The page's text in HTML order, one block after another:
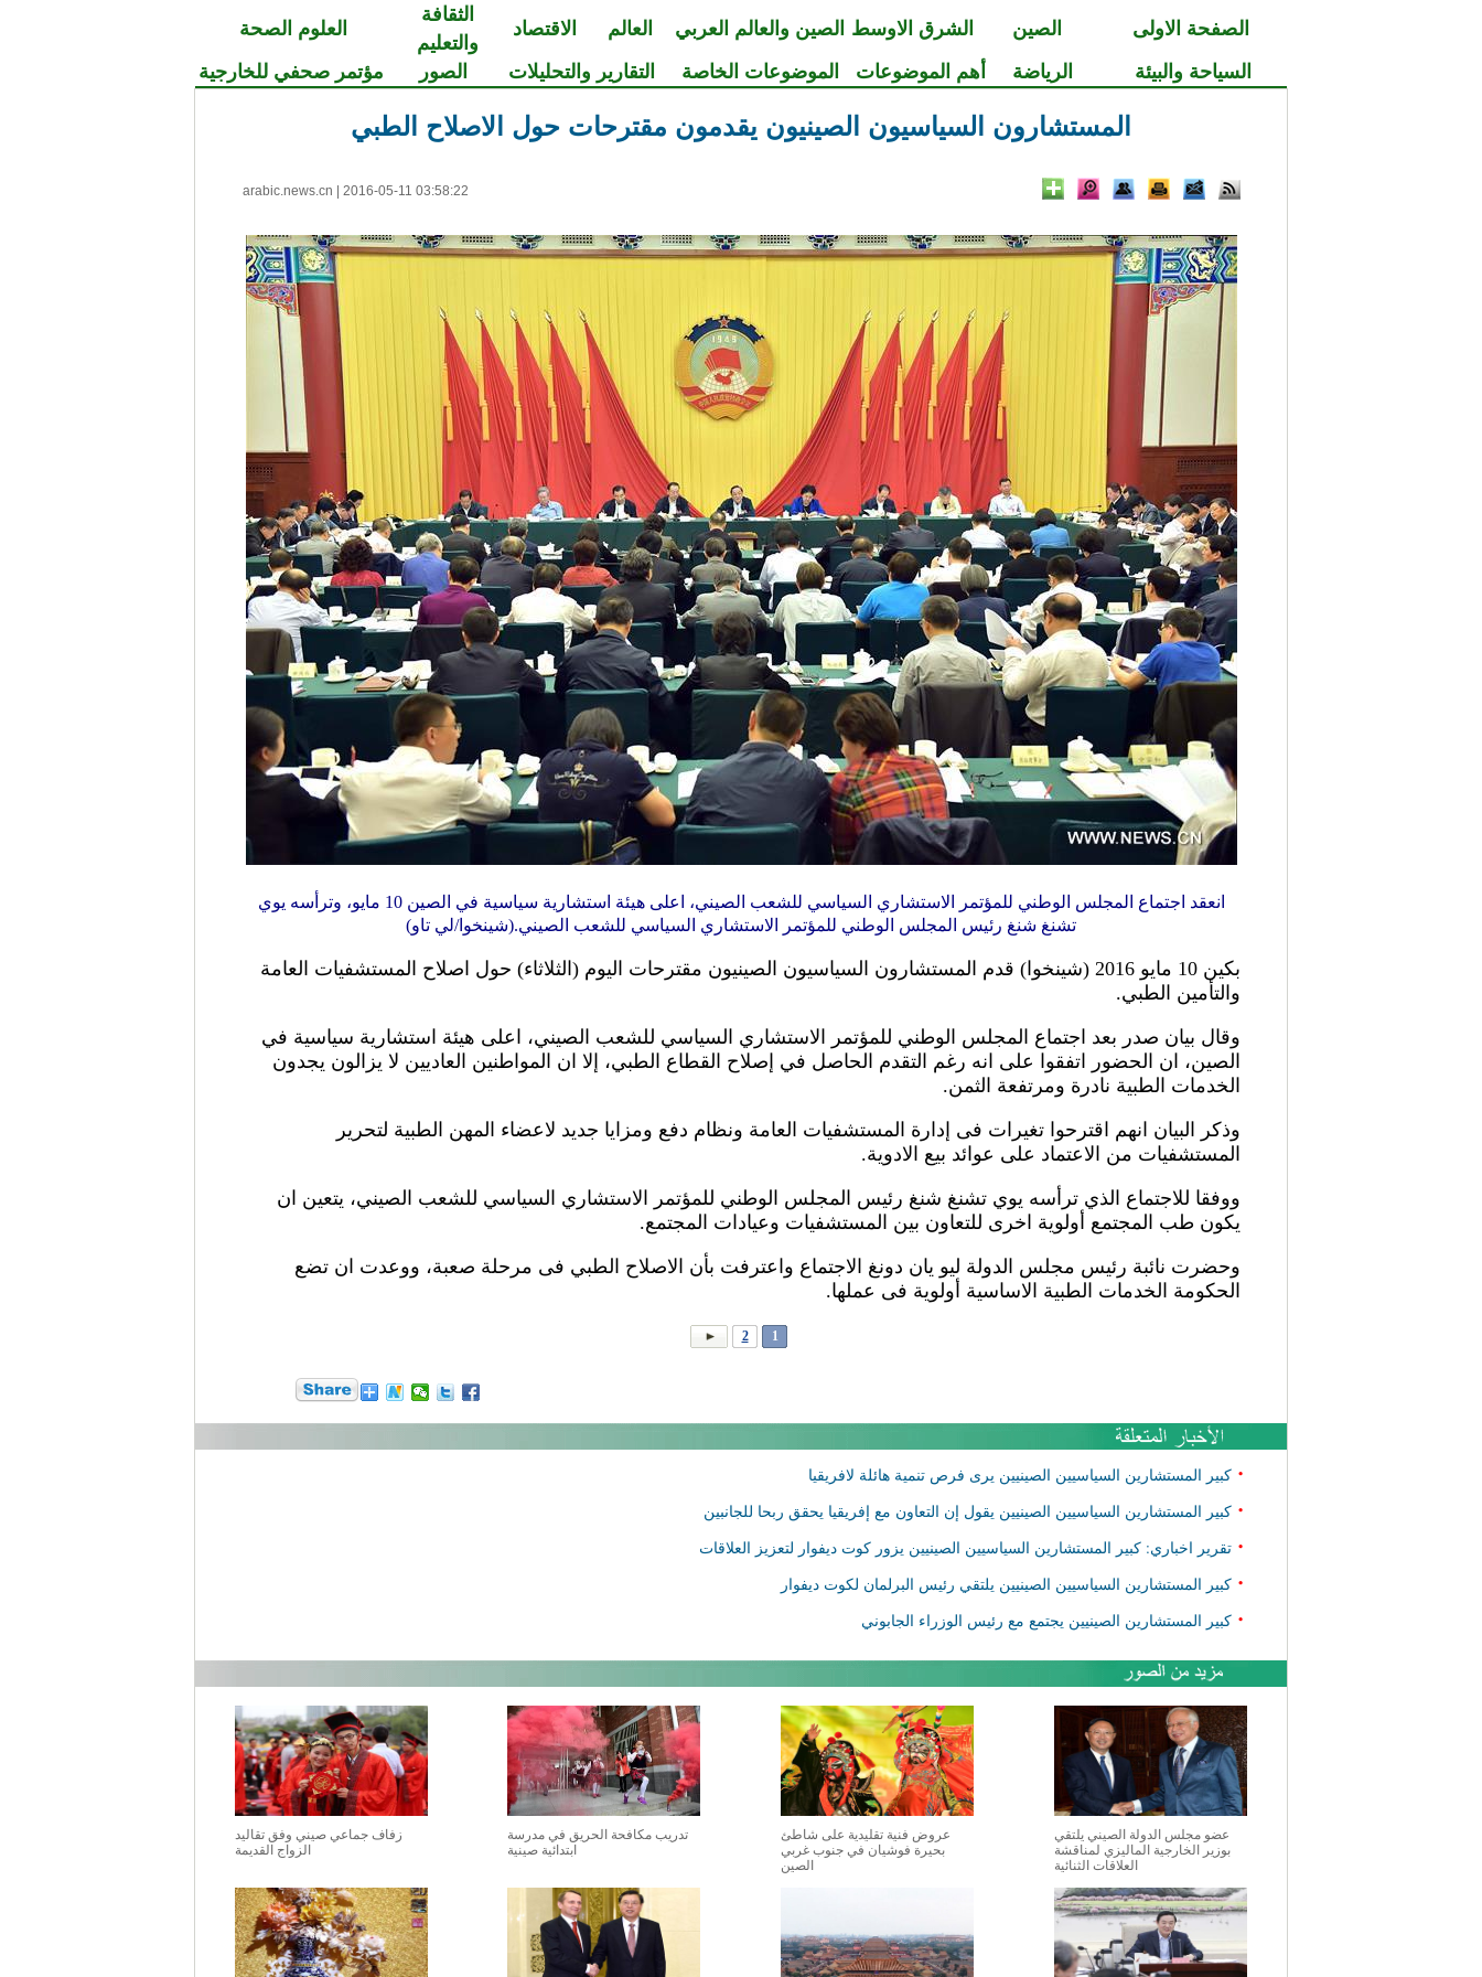
الصفحة الاولى الصين الشرق الاوسط الصين والعالم العربي العالم الاقتصاد
الثقافة
والتعليم
العلوم الصحة
السياحة والبيئة
الرياضة أهم الموضوعات الموضوعات الخاصة التقارير والتحليلات الصور مؤتمر صحفي للخارجية
المستشارون السياسيون الصينيون يقدمون مقترحات حول الاصلاح الطبي
arabic.news.cn 2016-05-11 03:58:22
انعقد اجتماع المجلس الوطني للمؤتمر الاستشاري السياسي للشعب الصيني، اعلى هيئة استشارية سياسية في الصين 10 مايو، وترأسه يوي
تشنغ شنغ رئيس المجلس الوطني للمؤتمر الاستشاري السياسي للشعب الصيني.(شينخوا/لي تاو)
بكين 10 مايو 2016 (شينخوا) قدم المستشارون السياسيون الصينيون مقترحات اليوم (الثلاثاء) حول اصلاح المستشفيات العامة
والتأمين الطبي.
وقال بيان صدر بعد اجتماع المجلس الوطني للمؤتمر الاستشاري السياسي للشعب الصيني، اعلى هيئة استشارية سياسية في
الصين، ان الحضور اتفقوا على انه رغم التقدم الحاصل في إصلاح القطاع الطبي، إلا ان المواطنين العاديين لا يزالون يجدون
الخدمات الطبية نادرة ومرتفعة الثمن.
وذكر البيان انهم اقترحوا تغيرات فى إدارة المستشفيات العامة ونظام دفع ومزايا جديد لاعضاء المهن الطبية لتحرير
المستشفيات من الاعتماد على عوائد بيع الادوية.
ووفقا للاجتماع الذي ترأسه يوي تشنغ شنغ رئيس المجلس الوطني للمؤتمر الاستشاري السياسي للشعب الصيني، يتعين ان
يكون طب المجتمع أولوية اخرى للتعاون بين المستشفيات وعيادات المجتمع.
وحضرت نائبة رئيس مجلس الدولة ليو يان دونغ الاجتماع واعترفت بأن الاصلاح الطبي فى مرحلة صعبة، ووعدت ان تضع
الحكومة الخدمات الطبية الاساسية أولوية فى عملها.
1
2
• كبير المستشارين السياسيين الصينيين يرى فرص تنمية هائلة لافريقيا
• كبير المستشارين السياسيين الصينيين يقول إن التعاون مع إفريقيا يحقق ربحا للجانبين
• تقرير اخباري: كبير المستشارين السياسيين الصينيين يزور كوت ديفوار لتعزيز العلاقات
• كبير المستشارين السياسيين الصينيين يلتقي رئيس البرلمان لكوت ديفوار
• كبير المستشارين الصينيين يجتمع مع رئيس الوزراء الجابوني
عضو مجلس الدولة الصيني يلتقي
بوزير الخارجية الماليزي لمناقشة
العلاقات الثنائية
عروض فنية تقليدية على شاطئ
بحيرة فوشيان في جنوب غربي
الصين
تدريب مكافحة الحريق في مدرسة
ابتدائية صينية
زفاف جماعي صيني وفق تقاليد
الزواج القديمة